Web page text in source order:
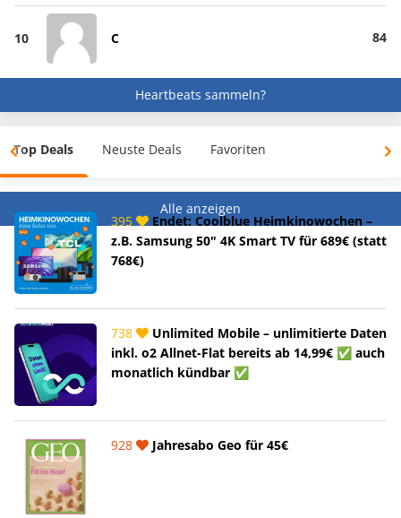
10 C 84
Heartbeats sammeln?
Top Deals Neuste Deals Favoriten
Alle anzeigen
395
Endet: Coolblue Heimkinowochen –
z.B. Samsung 50" 4K Smart TV für 689€ (statt
768€)
738
Unlimited Mobile – unlimitierte Daten
inkl. o2 Allnet-Flat bereits ab 14,99€ ✅ auch
monatlich kündbar ✅
928 Jahresabo Geo für 45€